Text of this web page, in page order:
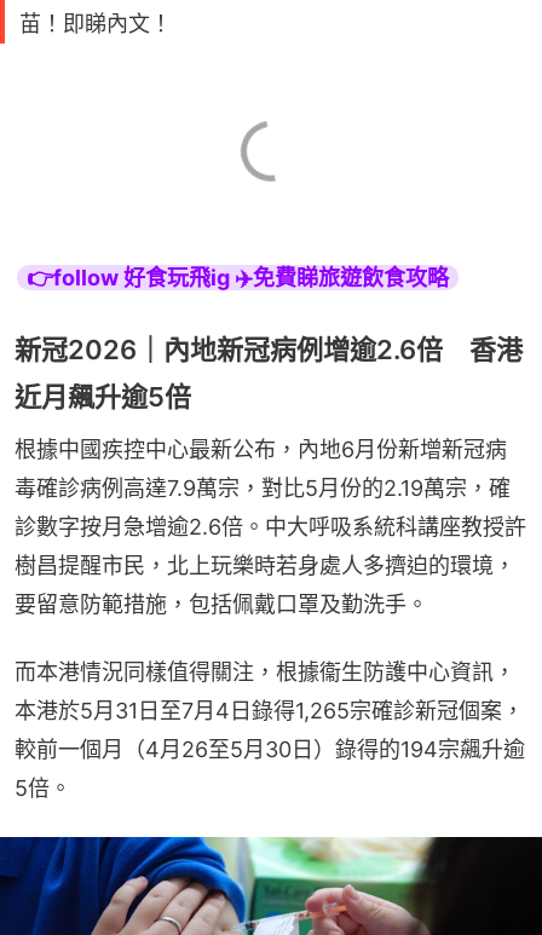
苗！即睇內文！
👉follow 好食玩飛ig ✈️免費睇旅遊飲食攻略
新冠2026｜內地新冠病例增逾2.6倍 香港
近月飆升逾5倍
根據中國疾控中心最新公布，內地6月份新增新冠病
毒確診病例高達7.9萬宗，對比5月份的2.19萬宗，確
診數字按月急增逾2.6倍。中大呼吸系統科講座教授許
樹昌提醒市民，北上玩樂時若身處人多擠迫的環境，
要留意防範措施，包括佩戴口罩及勤洗手。
而本港情況同樣值得關注，根據衞生防護中心資訊，
本港於5月31日至7月4日錄得1,265宗確診新冠個案，
較前一個月（4月26至5月30日）錄得的194宗飆升逾
5倍。